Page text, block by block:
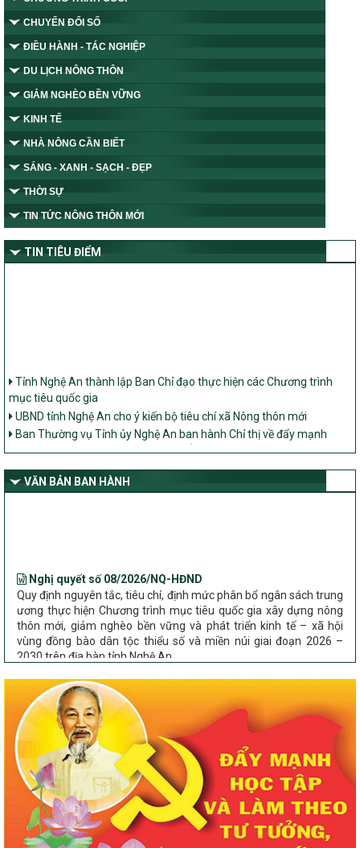
CHUYỂN ĐỔI SỐ
ĐIỀU HÀNH - TÁC NGHIỆP
DU LỊCH NÔNG THÔN
GIẢM NGHÈO BỀN VỮNG
KINH TẾ
NHÀ NÔNG CẦN BIẾT
SÁNG - XANH - SẠCH - ĐẸP
THỜI SỰ
TIN TỨC NÔNG THÔN MỚI
TIN TIÊU ĐIỂM
Tỉnh Nghệ An thành lập Ban Chỉ đạo thực hiện các Chương trình
mục tiêu quốc gia
UBND tỉnh Nghệ An cho ý kiến bộ tiêu chí xã Nông thôn mới
Ban Thường vụ Tỉnh ủy Nghệ An ban hành Chỉ thị về đẩy mạnh
thực hiện Chương trình mục tiêu quốc gia xây dựng nông thôn mới,
giảm nghèo bền vững và phát triển kinh tế – xã hội vùng đồng bào
dân tộc thiểu số và miền núi giai đoạn 2026 – 2030 trên địa bàn tỉnh
Nghệ An
VĂN BẢN BAN HÀNH
Quy định nguyên tắc, tiêu chí, định mức phân bổ ngân sách trung
ương thực hiện Chương trình mục tiêu quốc gia xây dựng nông
thôn mới, giảm nghèo bền vững và phát triển kinh tế – xã hội
vùng đồng bào dân tộc thiểu số và miền núi giai đoạn 2026 –
2030 trên địa bàn tỉnh Nghệ An
về đẩy mạnh thực hiện Chương trình mục tiêu quốc gia xây dựng
nông thôn mới, giảm nghèo bền vững và phát triển kinh tế – xã
hội vùng đồng bào dân tộc thiểu số và miền núi giai đoạn 2026 –
2030 trên địa bàn tỉnh Nghệ An
Quyết định số 2490/QĐ-UBND
Về việc thành lập Ban Chỉ đạo Chương trình mục tiều quốc gia xây
dựng nông thôn mới, giảm nghèo bền vững và phát triển kinh tế –
xã hội vùng đồng bào dân tộc thiểu số và miền núi giai đoạn 2026
-2030 tỉnh Nghệ An
Thông tư Số 23/2026/TT-BNNMT